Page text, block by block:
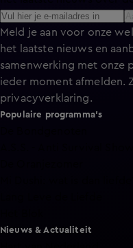
Meld je aan voor onze
het laatste nieuws en
samenwerking met onze
ieder moment afmelden.
privacyverklaring.
Populaire programma's
Nieuws & Actualiteit